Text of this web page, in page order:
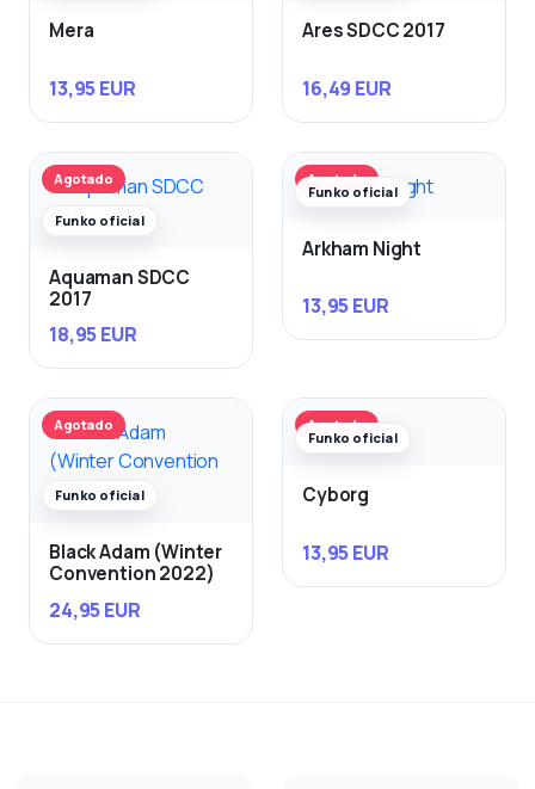
Mera
13,95 EUR
Ares SDCC 2017
16,49 EUR
Agotado
Funko oficial
Aquaman SDCC
2017
18,95 EUR
Agotado
Funko oficial
Arkham Night
13,95 EUR
Agotado
Funko oficial
Black Adam (Winter
Convention 2022)
24,95 EUR
Agotado
Funko oficial
Cyborg
13,95 EUR